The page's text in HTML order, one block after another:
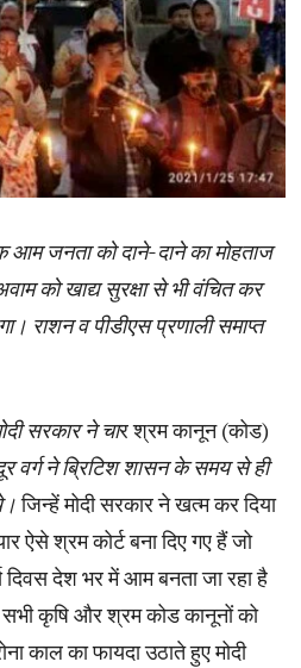
आम जनता को दाने-दाने का मोहताज
को खाद्य सुरक्षा से भी वंचित कर
राशन व पीडीएस प्रणाली समाप्त
सरकार ने चार श्रम कानून (कोड)
वर्ग ने ब्रिटिश शासन के समय से ही
जिन्हें मोदी सरकार ने खत्म कर दिया
श्रम कोर्ट बना दिए गए हैं जो
दिवस देश भर में आम बनता जा रहा है
कृषि और श्रम कोड कानूनों को
काल का फायदा उठाते हुए मोदी